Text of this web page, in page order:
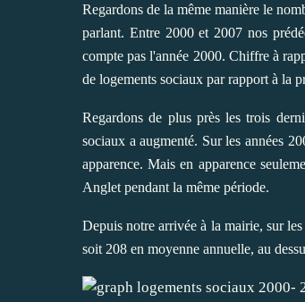
Regardons de la même manière le
parlant. Entre 2000 et 2007 nos
compte pas l'année 2000. Chiffre à
de logements sociaux par rapport à la
Regardons de plus près les trois
sociaux a augmenté. Sur les années
apparence. Mais en apparence
Anglet pendant la même période.
Depuis notre arrivée à la mairie, sur
soit 208 en moyenne annuelle, au